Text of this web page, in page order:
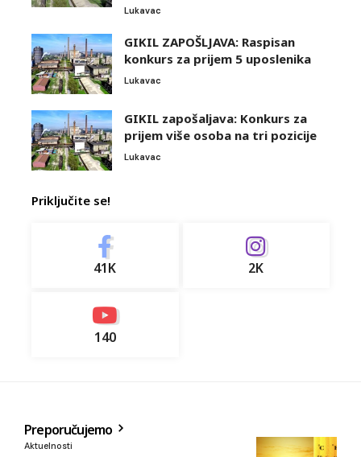
Lukavac
GIKIL ZAPOŠLJAVA: Raspisan
konkurs za prijem 5 uposlenika
Lukavac
GIKIL zapošaljava: Konkurs za
prijem više osoba na tri pozicije
Lukavac
Priključite se!
41K 2K
140
Preporučujemo
Aktuelnosti